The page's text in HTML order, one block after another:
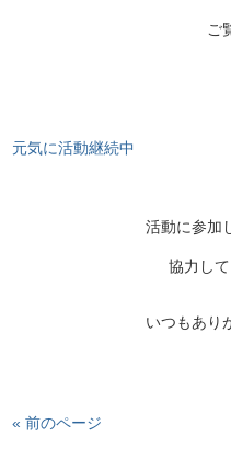
ご
元気に活動継続中
活動に参加
協力し
いつもあり
« 前のページ